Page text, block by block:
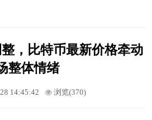
，比特币最新价格牵动
整体情绪
14:45:42 浏览(370)